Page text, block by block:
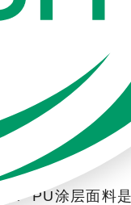
？ PU涂层面料